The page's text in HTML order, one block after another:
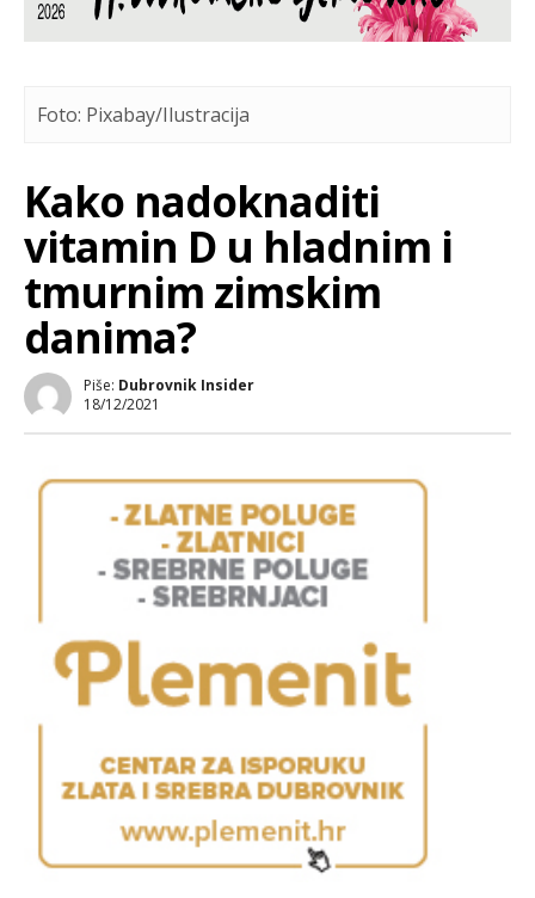
Foto: Pixabay/Ilustracija
Kako nadoknaditi
vitamin D u hladnim i
tmurnim zimskim
danima?
Piše: Dubrovnik Insider
18/12/2021